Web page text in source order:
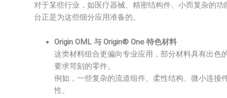
对于某些行业，如医疗器械、精密结构件、小而复杂的
台正是为这些细分应用准备的。
Origin OML 与 Origin® One 特色材料
这类材料组合更偏向专业应用，部分材料具有出色
要求苛刻的零件。
例如，一些复杂的流道组件、柔性结构、微小连接
性。